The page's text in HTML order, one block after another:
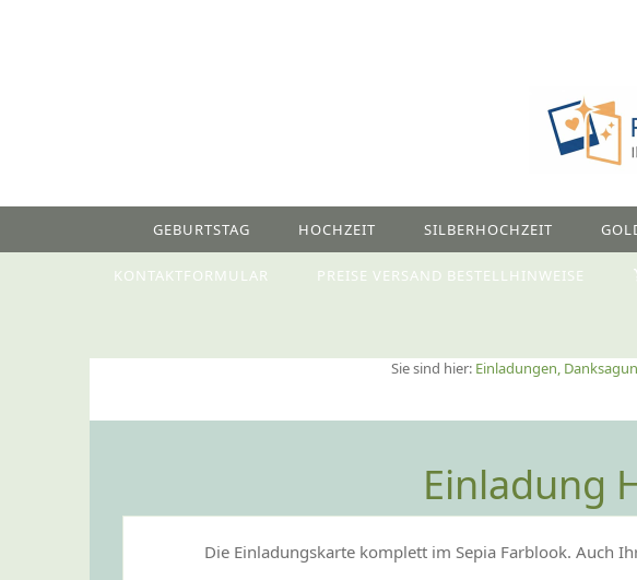
GEBURTSTAG HOCHZEIT SILBERHOCHZEIT
KONTAKTFORMULAR PREISE VERSAND BESTELLHINWEISE
Sie sind hier: Einladungen,
Einladung
Die Einladungskarte komplett im Sepia Farblook. Auch